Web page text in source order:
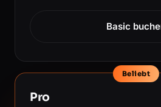
Basic
Beliebt
Pro